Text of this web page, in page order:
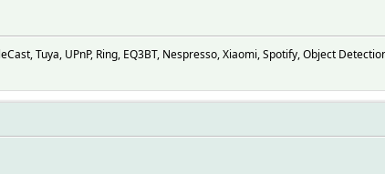
Tuya, UPnP, Ring, EQ3BT, Nespresso, Xiaomi, Spotify, Object